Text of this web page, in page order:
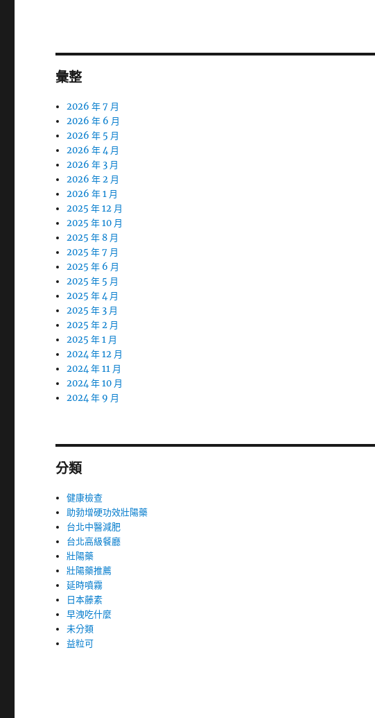
彙整
2026 年 7 月
2026 年 6 月
2026 年 5 月
2026 年 4 月
2026 年 3 月
2026 年 2 月
2026 年 1 月
2025 年 12 月
2025 年 10 月
2025 年 8 月
2025 年 7 月
2025 年 6 月
2025 年 5 月
2025 年 4 月
2025 年 3 月
2025 年 2 月
2025 年 1 月
2024 年 12 月
2024 年 11 月
2024 年 10 月
2024 年 9 月
分類
健康檢查
助勃增硬功效壯陽藥
台北中醫減肥
台北高級餐廳
壯陽藥
壯陽藥推薦
延時噴霧
日本藤素
早洩吃什麼
未分類
益粒可